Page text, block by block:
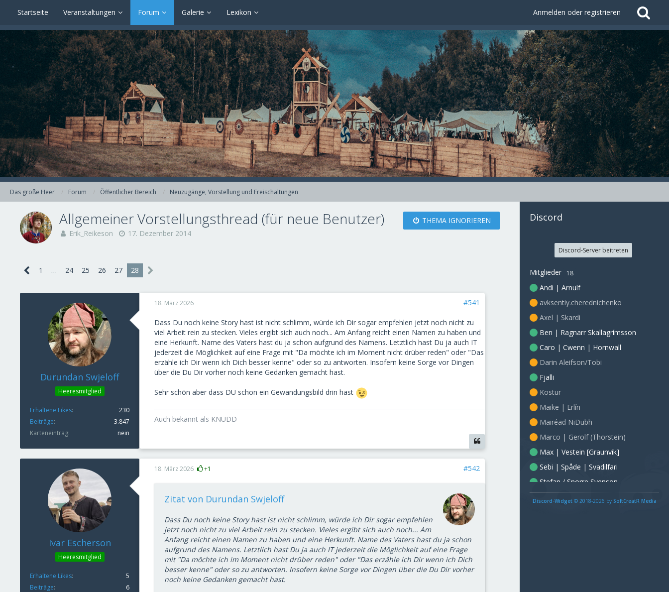
Startseite Veranstaltungen Forum Galerie Lexikon Anmelden oder registrieren
Das große Heer Forum Öffentlicher Bereich Neuzugänge, Vorstellung und Freischaltungen
Allgemeiner Vorstellungsthread (für neue Benutzer)
Erik_Reikeson 17. Dezember 2014
THEMA IGNORIEREN
1 … 24 25 26 27 28
Durundan Swjeloff
Heeresmitglied
Erhaltene Likes
230
Beiträge
3.847
Karteneintrag
nein
18. März 2026 #541
Dass Du noch keine Story hast ist nicht schlimm, würde ich Dir sogar empfehlen jetzt noch nicht zu
viel Arbeit rein zu stecken. Vieles ergibt sich auch noch... Am Anfang reicht einen Namen zu haben und
eine Herkunft. Name des Vaters hast du ja schon aufgrund des Namens. Letztlich hast Du ja auch IT
jederzeit die Möglichkeit auf eine Frage mit "Da möchte ich im Moment nicht drüber reden" oder "Das
erzähle ich Dir wenn ich Dich besser kenne" oder so zu antworten. Insofern keine Sorge vor Dingen
über die Du Dir vorher noch keine Gedanken gemacht hast.
Sehr schön aber dass DU schon ein Gewandungsbild drin hast
Auch bekannt als KNUDD
Ivar Escherson
Heeresmitglied
Erhaltene Likes
5
Beiträge
6
18. März 2026 +1 #542
Zitat von Durundan Swjeloff
Dass Du noch keine Story hast ist nicht schlimm, würde ich Dir sogar empfehlen
jetzt noch nicht zu viel Arbeit rein zu stecken. Vieles ergibt sich auch noch... Am
Anfang reicht einen Namen zu haben und eine Herkunft. Name des Vaters hast du ja schon
aufgrund des Namens. Letztlich hast Du ja auch IT jederzeit die Möglichkeit auf eine Frage
mit "Da möchte ich im Moment nicht drüber reden" oder "Das erzähle ich Dir wenn ich Dich
besser kenne" oder so zu antworten. Insofern keine Sorge vor Dingen über die Du Dir vorher
noch keine Gedanken gemacht hast.
Discord
Discord-Server beitreten
Mitglieder 18
Andi | Arnulf
avksentiy.cherednichenko
Axel | Skardi
Ben | Ragnarr Skallagrímsson
Caro | Cwenn | Hornwall
Darin Aleifson/Tobi
Fjalli
Kostur
Maike | Erlín
Mairéad NiDubh
Marco | Gerolf (Thorstein)
Max | Vestein [Graunvik]
Sebi | Spåde | Svadilfari
Stefan / Snorre Svenson
Discord-Widget© 2018-2026 by SoftCreatR Media